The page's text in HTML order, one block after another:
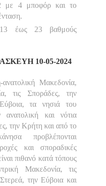
με 4 μποφόρ και το
έως 23 βαθμούς
10-05-2024
Μακεδονία,
τις Σποράδες, την
τα νησιά του
ανατολική και νότια
την Κρήτη και από το
προβλέπονται
και σποραδικές
πιθανό κατά τόπους
Μακεδονία, τις
την Εύβοια και